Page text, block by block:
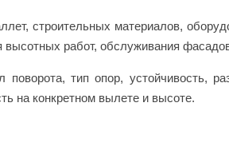
строительных материалов,
работ, обслуживания
тип опор, устойчивость,
на конкретном вылете и высоте.